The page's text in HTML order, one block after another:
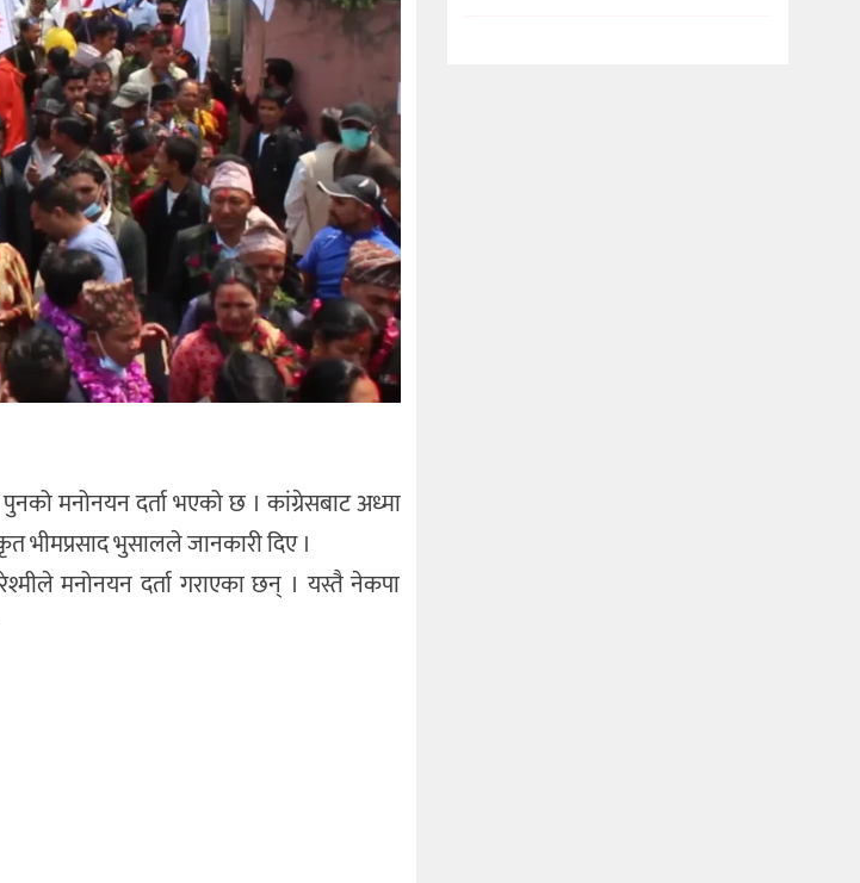
मनोनयन दर्ता भएको छ । कांग्रेसबाट अध्मा
भीमप्रसाद भुसालले जानकारी दिए ।
मनोनयन दर्ता गराएका छन् । यस्तै नेकपा